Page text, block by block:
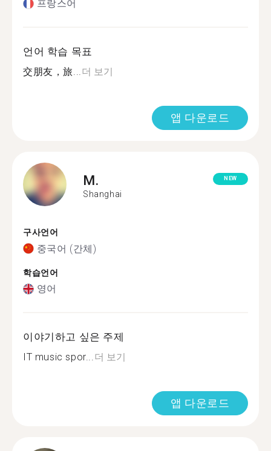
프랑스어
언어 학습 목표
交朋友，旅...더 보기
앱 다운로드
M.
Shanghai
NEW
구사언어
중국어 (간체)
학습언어
영어
이야기하고 싶은 주제
IT music spor...더 보기
앱 다운로드